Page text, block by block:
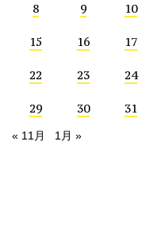
8 9 10
15 16 17
22 23 24
29 30 31
« 11月 1月 »